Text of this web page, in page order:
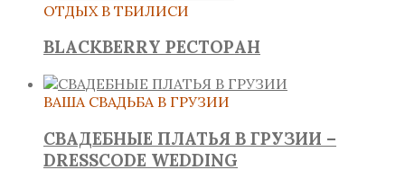
ОТДЫХ В ТБИЛИСИ
BLACKBERRY РЕСТОРАН
ВАША СВАДЬБА В ГРУЗИИ
СВАДЕБНЫЕ ПЛАТЬЯ В ГРУЗИИ –
DRESSCODE WEDDING